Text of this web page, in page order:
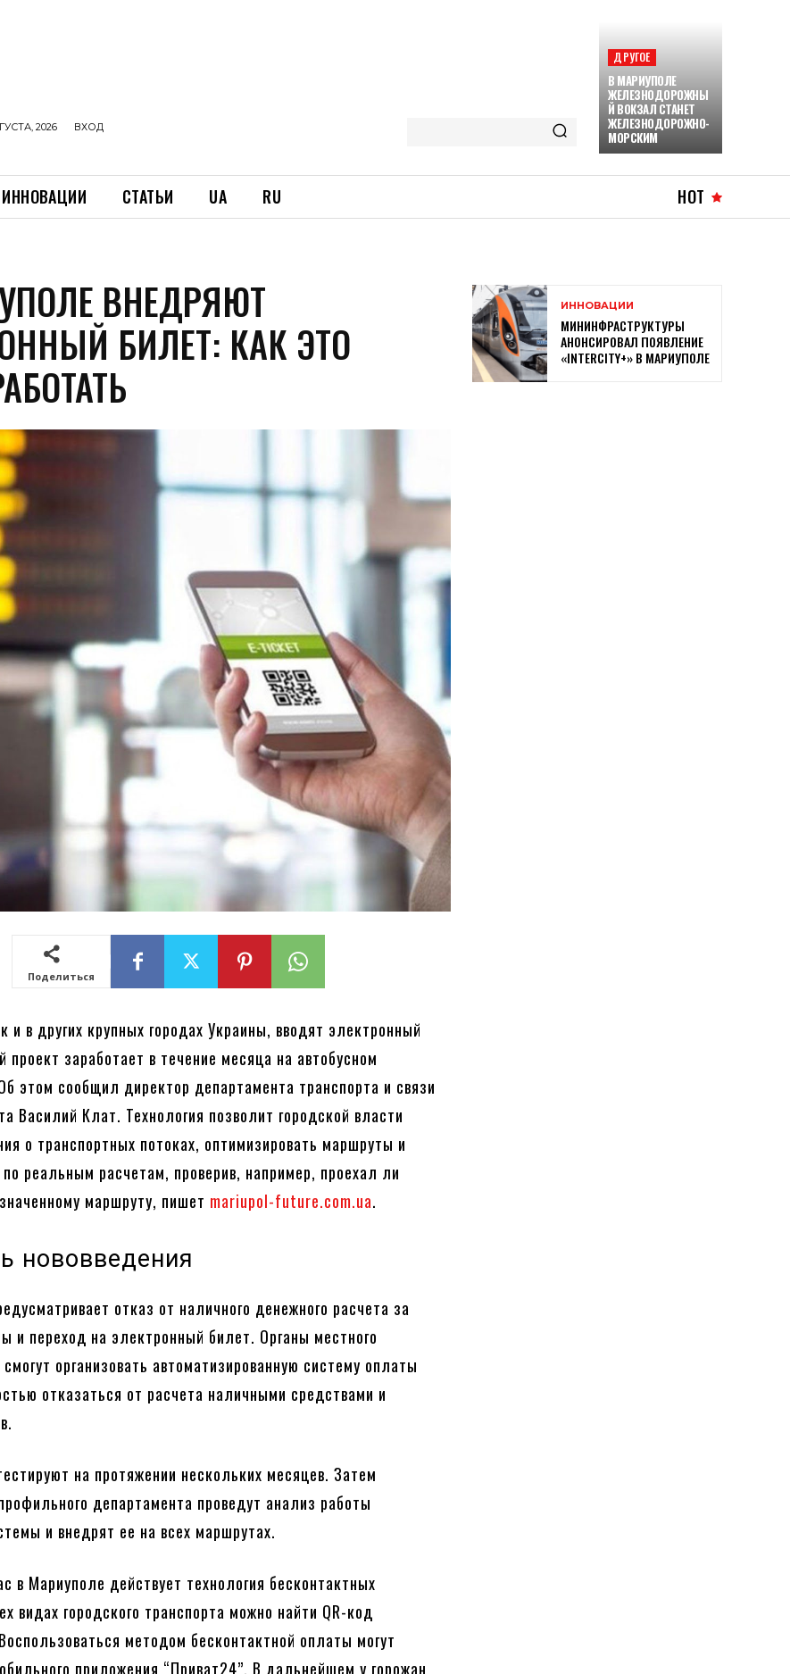
2026 ВХОД
ДРУГОЕ
В МАРИУПОЛЕ
ЖЕЛЕЗНОДОРОЖНЫ
Й ВОКЗАЛ СТАНЕТ
ЖЕЛЕЗНОДОРОЖНО-
МОРСКИМ
ИННОВАЦИИ СТАТЬИ UA RU HOT
ВНЕДРЯЮТ
БИЛЕТ: КАК ЭТО
Поделиться
и в других крупных городах Украины, вводят электронный
заработает в течение месяца на автобусном
этом сообщил директор департамента транспорта и связи
Василий Клат. Технология позволит городской власти
о транспортных потоках, оптимизировать маршруты и
реальным расчетам, проверив, например, проехал ли
маршруту, пишет mariupol-future.com.ua.
нововведения
отказ от наличного денежного расчета за
и переход на электронный билет. Органы местного
организовать автоматизированную систему оплаты
отказаться от расчета наличными средствами и
на протяжении нескольких месяцев. Затем
департамента проведут анализ работы
и внедрят ее на всех маршрутах.
в Мариуполе действует технология бесконтактных
видах городского транспорта можно найти QR-код
методом бесконтактной оплаты могут
приложения “Приват24”. В дальнейшем у горожан
ИННОВАЦИИ
МИНИНФРАСТРУКТУРЫ
АНОНСИРОВАЛ ПОЯВЛЕНИЕ
«INTERCITY+» В МАРИУПОЛЕ